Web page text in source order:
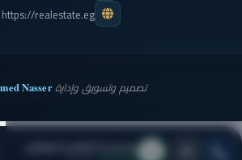
https://realestate.eg
تصميم وتسويق وإدارةNasser
بيلديريا للتطوير العقاري